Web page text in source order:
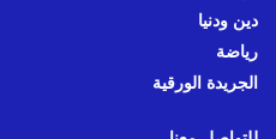
دين ودنيا
رياضة
الجريدة الورقية